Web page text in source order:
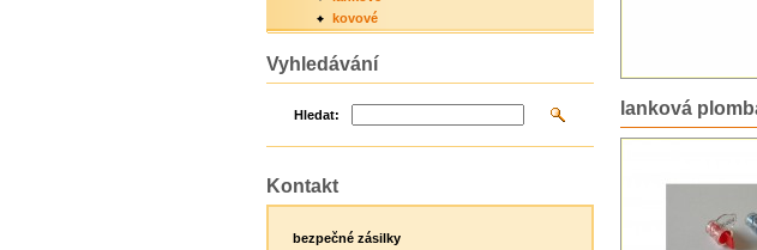
lanková
kovové
Vyhledávání
Hledat:
Kontakt
bezpečné zásilky